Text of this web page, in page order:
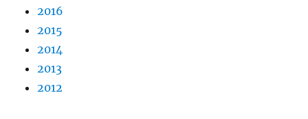
2016
2015
2014
2013
2012